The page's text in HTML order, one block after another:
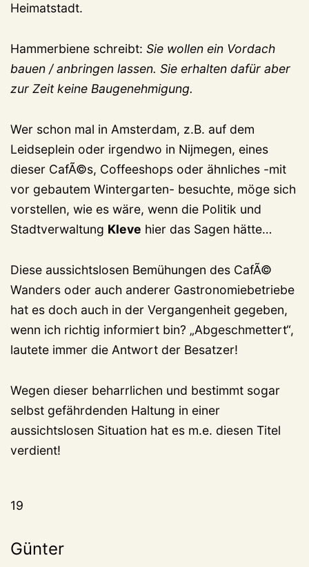
Heimatstadt.
Hammerbiene schreibt: Sie wollen ein Vordach
bauen / anbringen lassen. Sie erhalten dafür aber
zur Zeit keine Baugenehmigung.
Wer schon mal in Amsterdam, z.B. auf dem
Leidseplein oder irgendwo in Nijmegen, eines
dieser CafÃ©s, Coffeeshops oder ähnliches -mit
vor gebautem Wintergarten- besuchte, möge sich
vorstellen, wie es wäre, wenn die Politik und
Stadtverwaltung Kleve hier das Sagen hätte…
Diese aussichtslosen Bemühungen des CafÃ©
Wanders oder auch anderer Gastronomiebetriebe
hat es doch auch in der Vergangenheit gegeben,
wenn ich richtig informiert bin? „Abgeschmettert“,
lautete immer die Antwort der Besatzer!
Wegen dieser beharrlichen und bestimmt sogar
selbst gefährdenden Haltung in einer
aussichtslosen Situation hat es m.e. diesen Titel
verdient!
19
Günter